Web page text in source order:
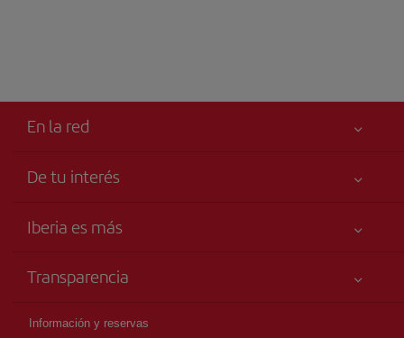
En la red
De tu interés
Tu seguridad es lo primero
Publicidad
Iberia es más
Talento a bordo
Grupo Iberia
Transparencia
Información y reservas